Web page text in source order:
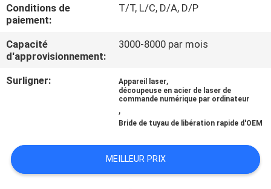
DE
QUALITÉ
CONTACTER
LES
Conditions de
paiement:
T/T, L/C, D/A, D/P
Capacité
d'approvisionnement:
3000-8000 par mois
Surligner: Appareil laser,
découpeuse en acier de laser de
commande numérique par ordinateur
,
Bride de tuyau de libération rapide d'OEM
MEILLEUR PRIX